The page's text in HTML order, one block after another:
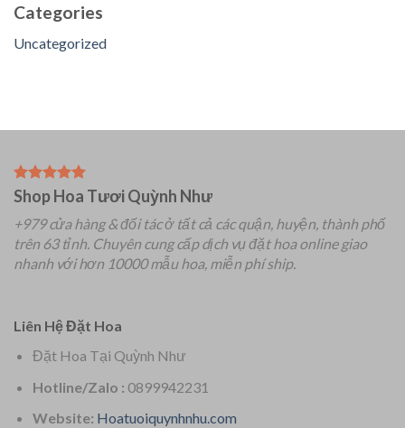
Categories
Uncategorized
Shop Hoa Tươi Quỳnh Như
+979 cửa hàng & đối tác ở tất cả các quận, huyện, thành phố
trên 63 tỉnh. Chuyên cung cấp dịch vụ đặt hoa online giao
nhanh với hơn 10000 mẫu hoa, miễn phí ship.
Liên Hệ Đặt Hoa
Đặt Hoa Tại Quỳnh Như
Hotline/Zalo : 0899942231
Website: Hoatuoiquynhnhu.com